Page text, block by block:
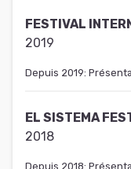
FESTIVAL
2019
Depuis 2019:
EL SISTEMA
2018
Depuis 2018: